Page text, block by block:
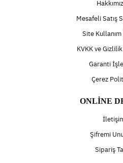
Mesafeli Satış
Site
KVKK ve
Garanti
Çerez
ONLİNE
Şifremi
Sipariş